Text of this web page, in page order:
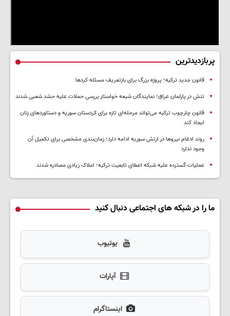
پربازدیدترین
قانون جدید ترکیه؛ پروژه بزرگ‌ برای بازتعریف مسئله کردها
تنش در پارلمان عراق؛ نمایندگان شیعه خواستار بررسی حملات علیه حشد شعبی شدند
قانون چارچوب ترکیه می‌تواند مرحله‌ای تازه برای کردستان سوریه و دستاوردهای زنان
ایجاد کند
روند ادغام نیروها در ارتش سوریه ادامه دارد؛ زمان‌بندی مشخصی برای تکمیل آن
وجود ندارد
عملیات گسترده علیه شبکه اعطای تابعیت ترکیه؛ املاک زیادی مصادره شدند
ما را در شبکه های اجتماعی دنبال کنید
یوتیوب
آپارات
اینستاگرام